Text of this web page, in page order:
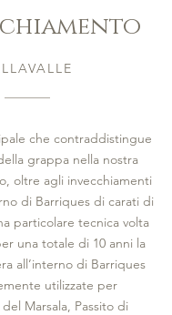
che contraddistingue
grappa nella nostra
oltre agli invecchiamenti
di Barriques di carati di
particolare tecnica volta
una totale di 10 anni la
all’interno di Barriques
utilizzate per
Marsala, Passito di